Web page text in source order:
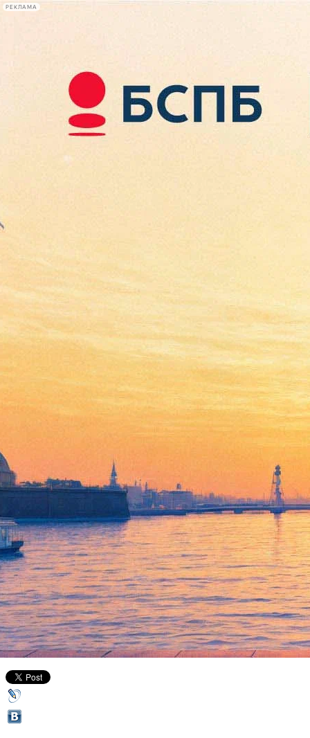
РЕКЛАМА
Сегодня:
2026.08.07
15:30
Афиша Plus
Новосибирский «Тангейзер»:
победа или промежуточный
финиш?
12 марта 2015,12:44 Версия для печати